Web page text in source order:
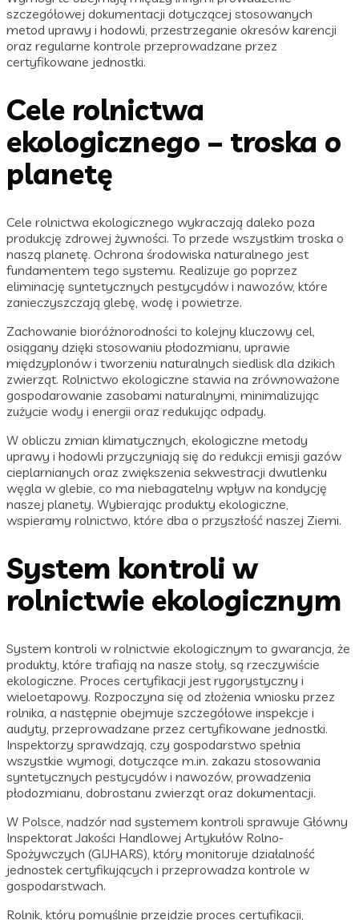
szczegółowej dokumentacji dotyczącej stosowanych
metod uprawy i hodowli, przestrzeganie okresów karencji
oraz regularne kontrole przeprowadzane przez
certyfikowane jednostki.
Cele rolnictwa
ekologicznego – troska o
planetę
Cele rolnictwa ekologicznego wykraczają daleko poza
produkcję zdrowej żywności. To przede wszystkim troska o
naszą planetę. Ochrona środowiska naturalnego jest
fundamentem tego systemu. Realizuje go poprzez
eliminację syntetycznych pestycydów i nawozów, które
zanieczyszczają glebę, wodę i powietrze.
Zachowanie bioróżnorodności to kolejny kluczowy cel,
osiągany dzięki stosowaniu płodozmianu, uprawie
międzyplonów i tworzeniu naturalnych siedlisk dla dzikich
zwierząt. Rolnictwo ekologiczne stawia na zrównoważone
gospodarowanie zasobami naturalnymi, minimalizując
zużycie wody i energii oraz redukując odpady.
W obliczu zmian klimatycznych, ekologiczne metody
uprawy i hodowli przyczyniają się do redukcji emisji gazów
cieplarnianych oraz zwiększenia sekwestracji dwutlenku
węgla w glebie, co ma niebagatelny wpływ na kondycję
naszej planety. Wybierając produkty ekologiczne,
wspieramy rolnictwo, które dba o przyszłość naszej Ziemi.
System kontroli w
rolnictwie ekologicznym
System kontroli w rolnictwie ekologicznym to gwarancja, że
produkty, które trafiają na nasze stoły, są rzeczywiście
ekologiczne. Proces certyfikacji jest rygorystyczny i
wieloetapowy. Rozpoczyna się od złożenia wniosku przez
rolnika, a następnie obejmuje szczegółowe inspekcje i
audyty, przeprowadzane przez certyfikowane jednostki.
Inspektorzy sprawdzają, czy gospodarstwo spełnia
wszystkie wymogi, dotyczące m.in. zakazu stosowania
syntetycznych pestycydów i nawozów, prowadzenia
płodozmianu, dobrostanu zwierząt oraz dokumentacji.
W Polsce, nadzór nad systemem kontroli sprawuje Główny
Inspektorat Jakości Handlowej Artykułów Rolno-
Spożywczych (GIJHARS), który monitoruje działalność
jednostek certyfikujących i przeprowadza kontrole w
gospodarstwach.
Rolnik, który pomyślnie przejdzie proces certyfikacji,